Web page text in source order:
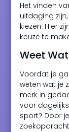
Het vinden
uitdaging
kiezen. Hier
keuze te
Weet
Voordat je
weten wat je
merk in
voor
sport? Door